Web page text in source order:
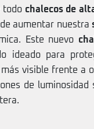
todo chalecos de
aumentar nuestra
Este nuevo
ideado para
visible frente a
de luminosidad